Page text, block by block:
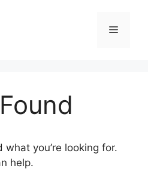
Menu
what you’re looking for.
help.